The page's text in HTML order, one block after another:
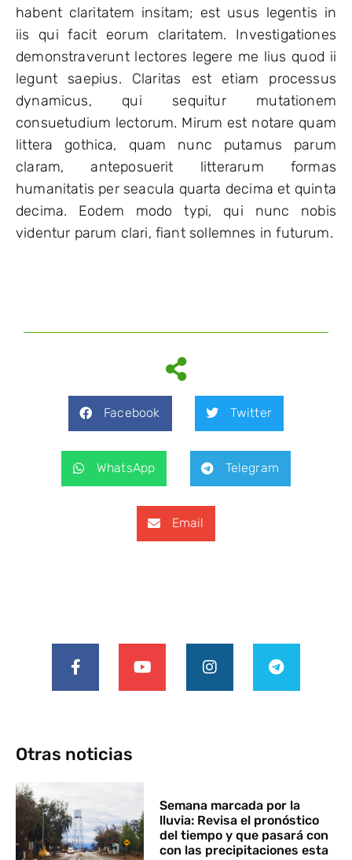
habent claritatem insitam; est usus legentis in
iis qui facit eorum claritatem. Investigationes
demonstraverunt lectores legere me lius quod ii
legunt saepius. Claritas est etiam processus
dynamicus, qui sequitur mutationem
consuetudium lectorum. Mirum est notare quam
littera gothica, quam nunc putamus parum
claram, anteposuerit litterarum formas
humanitatis per seacula quarta decima et quinta
decima. Eodem modo typi, qui nunc nobis
videntur parum clari, fiant sollemnes in futurum.
Facebook Twitter
WhatsApp Telegram
Email
Otras noticias
Semana marcada por la
lluvia: Revisa el pronóstico
del tiempo y que pasará con
con las precipitaciones esta